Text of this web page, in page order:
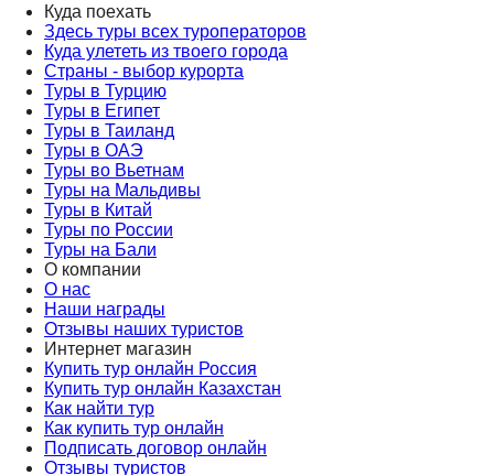
Куда поехать
Здесь туры всех туроператоров
Куда улететь из твоего города
Страны - выбор курорта
Туры в Турцию
Туры в Египет
Туры в Таиланд
Туры в ОАЭ
Туры во Вьетнам
Туры на Мальдивы
Туры в Китай
Туры по России
Туры на Бали
О компании
О нас
Наши награды
Отзывы наших туристов
Интернет магазин
Купить тур онлайн Россия
Купить тур онлайн Казахстан
Как найти тур
Как купить тур онлайн
Подписать договор онлайн
Отзывы туристов